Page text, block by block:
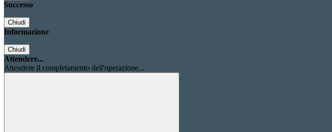
Successo
Chiudi
Informazione
Chiudi
Attendere...
Attendere il completamento dell'operazione...